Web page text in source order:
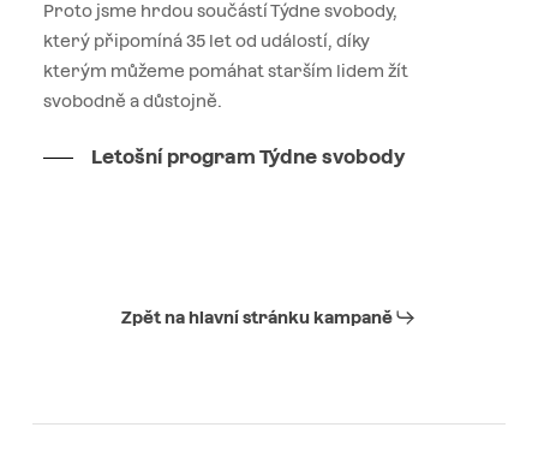
Proto jsme hrdou součástí Týdne svobody,
který připomíná 35 let od událostí, díky
kterým můžeme pomáhat starším lidem žít
svobodně a důstojně.
Letošní program Týdne svobody
Zpět na hlavní stránku kampaně